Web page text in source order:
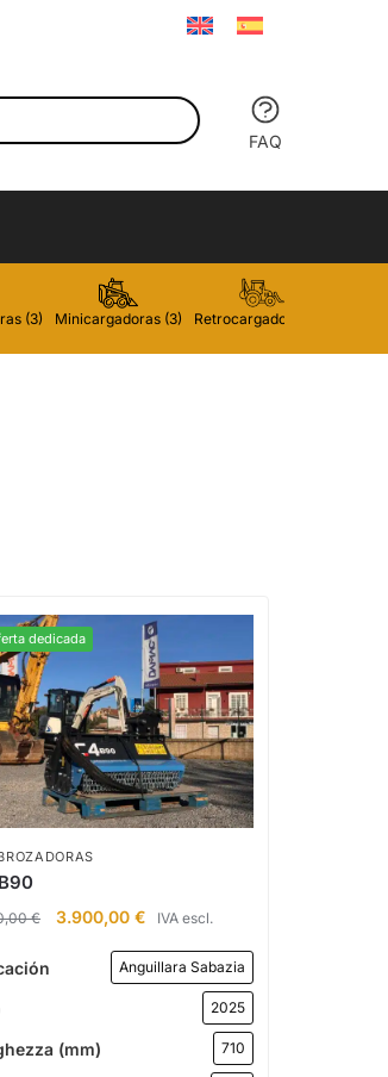
FAQ
(3) Minicargadoras (3) Retrocargadoras (3)
dedicada
€ 3.900,00€ IVA escl.
Anguillara Sabazia
2025
(mm) 710